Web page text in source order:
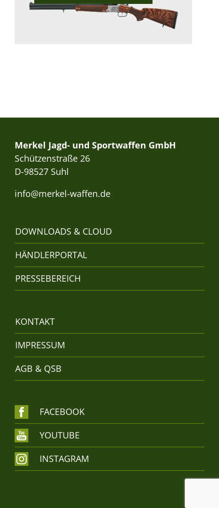
Merkel Jagd- und Sportwaffen GmbH
Schützenstraße 26
D-98527 Suhl
info@merkel-waffen.de
DOWNLOADS & CLOUD
HÄNDLERPORTAL
PRESSEBEREICH
KONTAKT
IMPRESSUM
AGB & QSB
FACEBOOK
YOUTUBE
INSTAGRAM